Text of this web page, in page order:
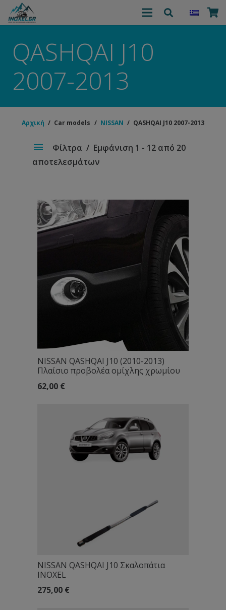
QASHQAI J10
2007-2013
Αρχική / Car models / NISSAN / QASHQAI J10 2007-2013
Φίλτρα
Εμφάνιση 1 - 12 από 20
αποτελεσμάτων
NISSAN QASHQAI J10 (2010-2013)
Πλαίσιο προβολέα ομίχλης χρωμίου
62,00 €
NISSAN QASHQAI J10 Σκαλοπάτια
INOXEL
275,00 €